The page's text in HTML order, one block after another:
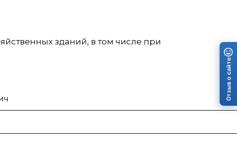
зданий, в том числе при
Отзыв о сайте